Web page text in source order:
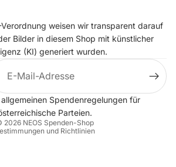
Verordnung weisen wir transparent darauf
Bilder in diesem Shop mit künstlicher
(KI) generiert wurden.
Spendenregelungen für
Parteien.
2026 NEOS Spenden-Shop
und Richtlinien